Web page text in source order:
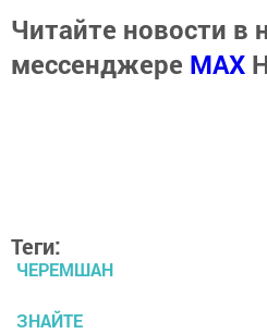
Читайте новости в
мессенджере MАХ
Теги:
ЧЕРЕМШАН
ЗНАЙТЕ